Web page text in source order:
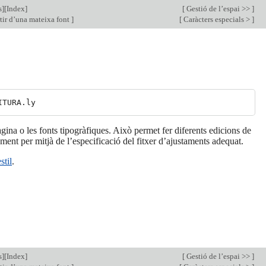
][Index] [ Gestió de l’espai >> ]
d’una mateixa font] [ Caràcters especials > ]
o les fonts tipogràfiques. Això permet fer diferents edicions de
per mitjà de l’especificació del fitxer d’ajustaments adequat.
.
][Index] [ Gestió de l’espai >> ]